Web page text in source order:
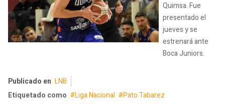
Quimsa. Fue
presentado el
jueves y se
estrenará ante
Boca Juniors.
Publicado en LNB
Etiquetado como
Liga Nacional
Pato Tabarez